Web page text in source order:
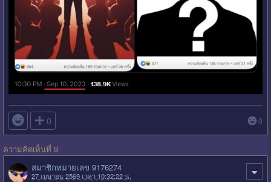
 0 0
ความคิดเห็นที่ 9
สมาชิกหมายเลข 9176274
27 เมษายน 2569 เวลา 10:32:22 น.